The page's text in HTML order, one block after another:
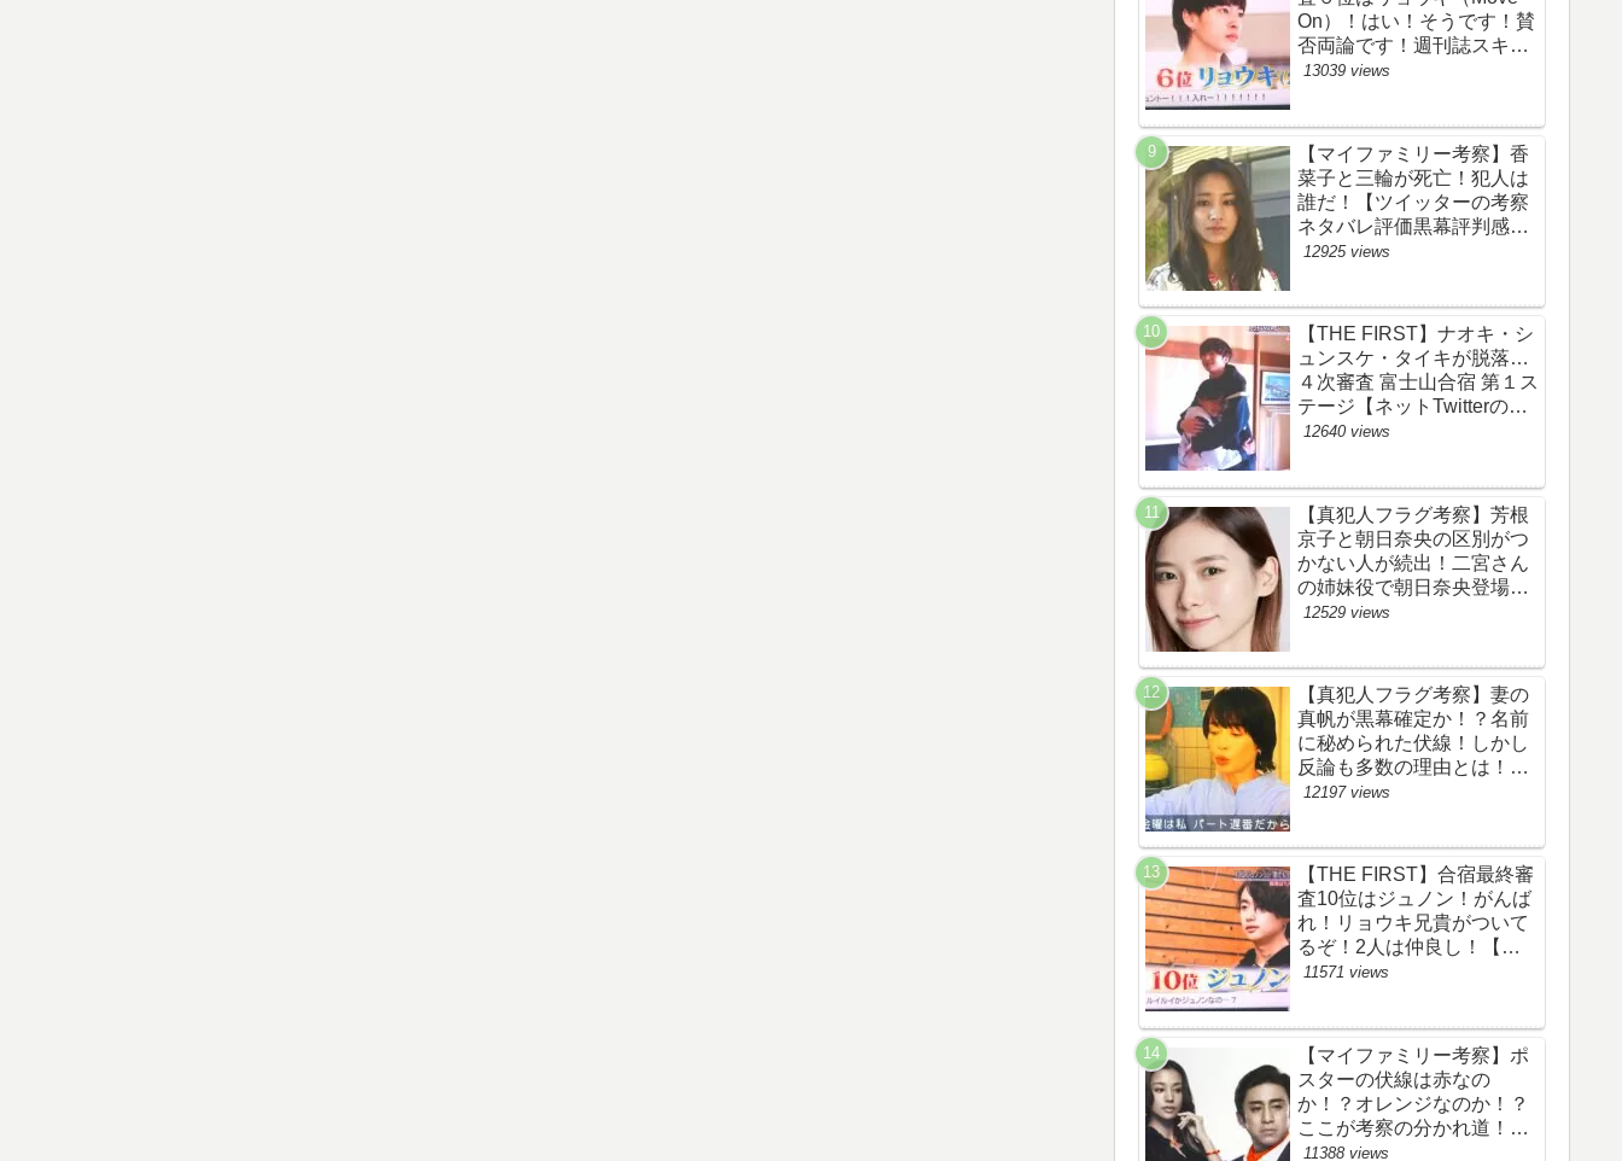
On）！はい！そうです！賛
否両論です！週刊誌スキャ
ンダルの件も尾を引いてま
め・スッキリ・
BE:FIRST・ビーファース
ト】
13039 views
【マイファミリー考察】香
菜子と三輪が死亡！犯人は
誰だ！【ツイッターの考察
ネタバレ評価黒幕評判感想
批判原作犯人キャスト脚本
12925 views
【THE FIRST】ナオキ・シ
ュンスケ・タイキが脱落…
４次審査 富士山合宿 第１ス
テージ【ネットTwitterのネ
タバレ感想考察評価評判ま
ァースト】
12640 views
【真犯人フラグ考察】芳根
京子と朝日奈央の区別がつ
かない人が続出！二宮さん
の姉妹役で朝日奈央登場
か！【ネット・ツイッター
ト黒幕伏線まとめ】
12529 views
【真犯人フラグ考察】妻の
真帆が黒幕確定か！？名前
に秘められた伏線！しかし
反論も多数の理由とは！
【ネット・ツイッターの考
幕伏線まとめ】
12197 views
【THE FIRST】合宿最終審
査10位はジュノン！がんば
れ！リョウキ兄貴がついて
るぞ！2人は仲良し！【ザ
ファースト・ネット・ツイ
リ・BE:FIRST・ビーファ
ースト・JUNON・
RYOKI】
11571 views
【マイファミリー考察】ポ
スターの伏線は赤なの
か！？オレンジなのか！？
ここが考察の分かれ道！
【ツイッターの考察ネタバ
11388 views